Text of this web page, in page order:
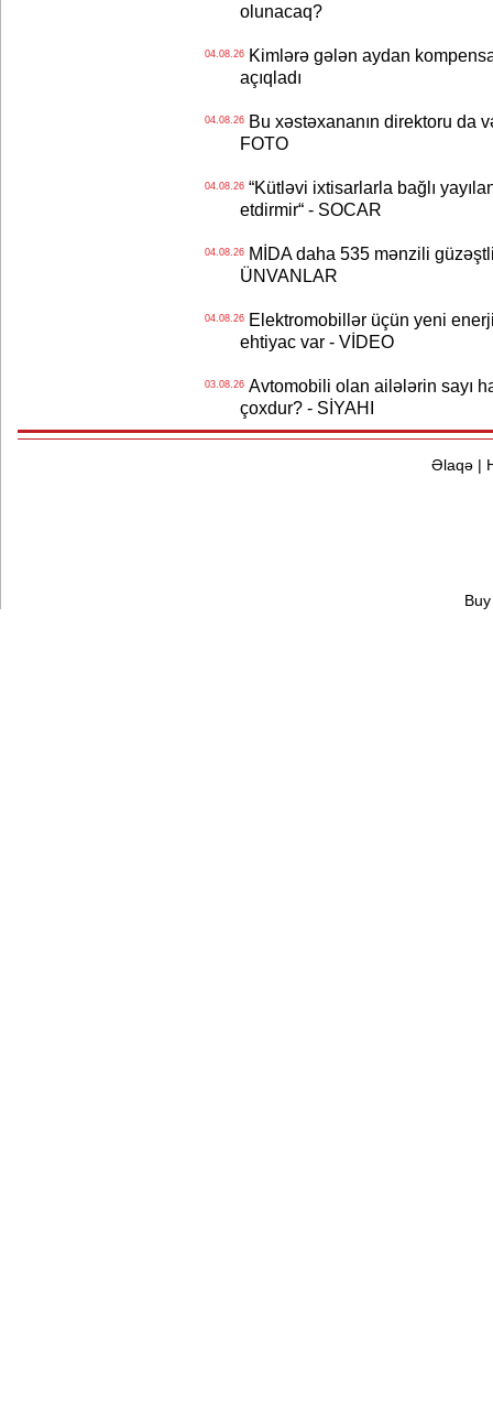
olunacaq?
04.08.26Kimlərə gələn aydan
açıqladı
04.08.26Bu xəstəxananın direktoru da
FOTO
04.08.26“Kütləvi ixtisarlarla bağlı
etdirmir“ - SOCAR
04.08.26MİDA daha 535 mənzili güzəştli
ÜNVANLAR
04.08.26Elektromobillər üçün yeni
ehtiyac var - VİDEO
03.08.26Avtomobili olan ailələrin sayı
çoxdur? - SİYAHI
Əlaqə|